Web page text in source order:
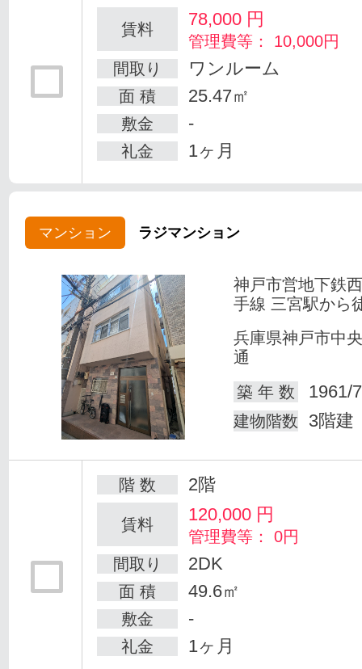
賃料 78,000 円
管理費等： 10,000円
間取り
ワンルーム
面 積 25.47㎡
敷金 -
礼金 1ヶ月
マンション ラジマンション
神戸市営地下鉄
手線 三宮駅から
兵庫県神戸市中
通
築 年 数
1961/
建物階数 3階建
階 数 2階
賃料 120,000 円
管理費等： 0円
間取り
2DK
面 積 49.6㎡
敷金 -
礼金 1ヶ月